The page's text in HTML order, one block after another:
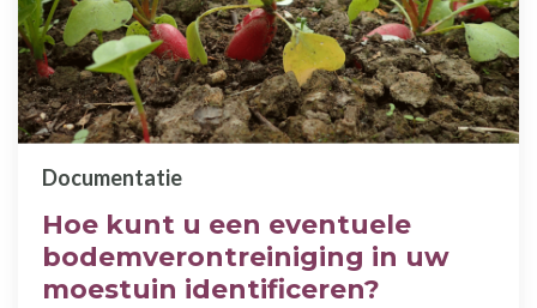
Hoe kunt u een eventuele
bodemverontreiniging in uw
moestuin identificeren?
Documentatie